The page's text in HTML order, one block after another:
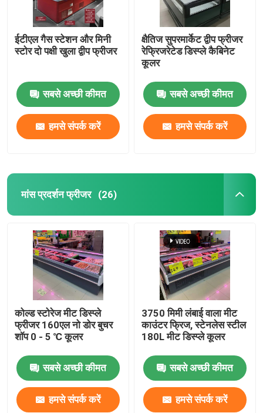
ईटीएल गैस स्टेशन और मिनी
स्टोर दो पक्षी खुला द्वीप फ्रीजर
सबसे अच्छी कीमत
हमसे संपर्क करें
क्षैतिज सुपरमार्केट द्वीप फ्रीजर
रेफ्रिजरेटेड डिस्प्ले कैबिनेट
कूलर
सबसे अच्छी कीमत
हमसे संपर्क करें
मांस प्रदर्शन फ्रीजर (26)
कोल्ड स्टोरेज मीट डिस्प्ले
फ्रीजर 160एल नो डोर बुचर
शॉप 0 - 5 ℃ कूलर
सबसे अच्छी कीमत
हमसे संपर्क करें
3750 मिमी लंबाई वाला मीट
काउंटर फ्रिज, स्टेनलेस स्टील
180L मीट डिस्प्ले कूलर
सबसे अच्छी कीमत
हमसे संपर्क करें